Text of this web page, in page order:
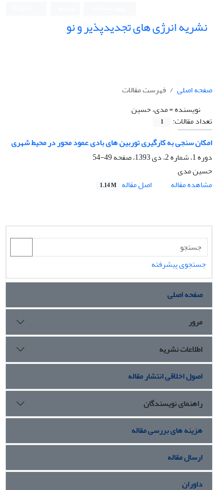
نشریه انرژی های تجدیدپذیر و نو
صفحه اصلی
فهرست مقالات
نویسنده =مدی، حسین
تعداد مقالات:
1
امکان سنجی به کارگیری توربین های بادی عمود محور در محیط شهری
دوره 1، شماره 2، دی 1393، صفحه
49-54
حسین مدی
مشاهده مقاله
اصل مقاله 1.14 M
جستجوی پیشرفته
صفحه اصلی
مرور
اطلاعات نشریه
اصول اخلاقی انتشار مقاله
راهنمای نویسندگان
هزینه های بررسی مقاله
ارسال مقاله
داوران